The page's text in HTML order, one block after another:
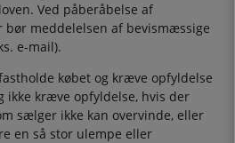
Ved påberåbelse af
bør meddelelsen af bevismæssige
e-mail).
købet og kræve opfyldelse
ikke kræve opfyldelse, hvis der
sælger ikke kan overvinde, eller
en så stor ulempe eller